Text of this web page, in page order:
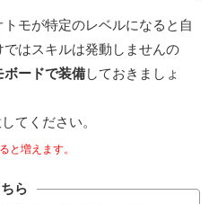
モが特定のレベルになると自
はスキルは発動しませんの
ボードで装備しておきましょ
てください。
と増えます。
ら